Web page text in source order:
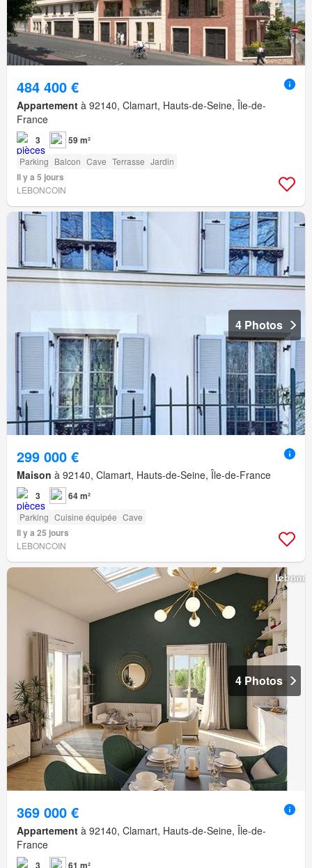
484 400 €
Appartement à 92140, Clamart, Hauts-de-Seine, Île-de-
France
3 59 m²
Parking Balcon Cave Terrasse Jardin
Il y a 5 jours
LEBONCOIN
4 Photos
299 000 €
Maison à 92140, Clamart, Hauts-de-Seine, Île-de-France
3 64 m²
Parking Cuisine équipée Cave
Il y a 25 jours
LEBONCOIN
4 Photos
369 000 €
Appartement à 92140, Clamart, Hauts-de-Seine, Île-de-
France
3 61 m²